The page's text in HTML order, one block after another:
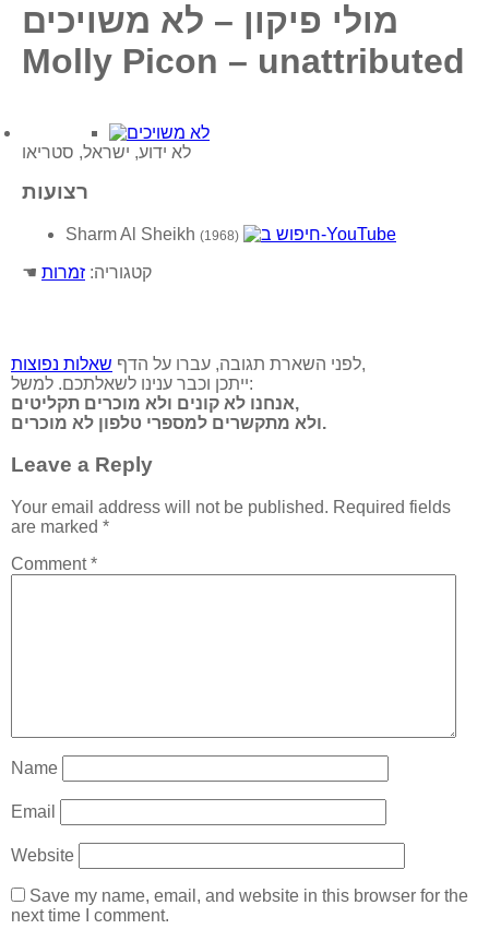
מולי פיקון – לא משויכים
Molly Picon – unattributed
לא ידוע, ישראל, סטריאו
רצועות
Sharm Al Sheikh (1968)
☚ קטגוריה: זמרות
לפני השארת תגובה, עברו על הדף שאלות נפוצות
,
ייתכן וכבר ענינו לשאלתכם. למשל:
אנחנו לא קונים ולא מוכרים תקליטים,
ולא מתקשרים למספרי טלפון לא מוכרים.
Leave a Reply
Your email address will not be published. Required fields
are marked *
Comment*
Name
Email
Website
Save my name, email, and website in this browser for the
next time I comment.